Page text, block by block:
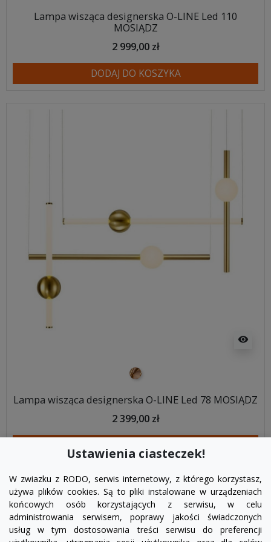
Lampa wisząca designerska O-LINE Led 110
MOSIĄDZ
2 999,00 zł
DODAJ DO KOSZYKA
visibility
mosiądz
Lampa wisząca designerska O-LINE Led 78 MOSIĄDZ
2 399,00 zł
Ustawienia ciasteczek!
W zwiazku z RODO, serwis internetowy, z którego korzystasz,
używa plików cookies. Są to pliki instalowane w urządzeniach
końcowych osób korzystających z serwisu, w celu
administrowania serwisem, poprawy jakości świadczonych
usług w tym dostosowania treści serwisu do preferencji